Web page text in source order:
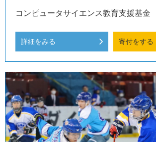
コンピュータサイエンス教育支援基金
詳細をみる 寄付をする